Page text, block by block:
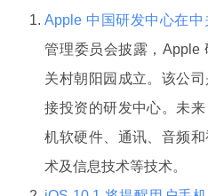
Apple 中国研发中心在中
管理委员会披露，Apple
关村朝阳园成立。该公
接投资的研发中心。未
机软硬件、通讯、音频
术及信息技术等技术。